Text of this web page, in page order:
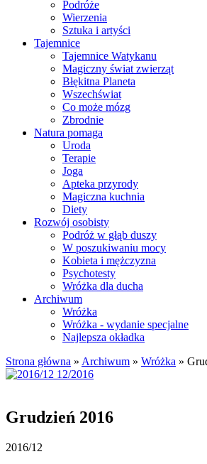
Podróże
Wierzenia
Sztuka i artyści
Tajemnice
Tajemnice Watykanu
Magiczny świat zwierząt
Błękitna Planeta
Wszechświat
Co może mózg
Zbrodnie
Natura pomaga
Uroda
Terapie
Joga
Apteka przyrody
Magiczna kuchnia
Diety
Rozwój osobisty
Podróż w głąb duszy
W poszukiwaniu mocy
Kobieta i mężczyzna
Psychotesty
Wróżka dla ducha
Archiwum
Wróżka
Wróżka - wydanie specjalne
Najlepsza okładka
Strona główna » Archiwum » Wróżka »
Grudzień 2016
2016/12